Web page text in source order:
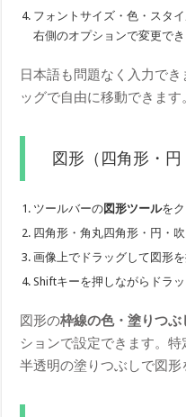
フォントサイズ・色・スタ
右側のオプションで変更で
日本語も問題なく入力で
ッグで自由に移動できます
図形（四角形・
ツールバーの図形ツールを
四角形・角丸四角形・円・
画像上でドラッグして図形を
Shiftキーを押しながらドラ
図形の枠線の色・塗りつぶ
ションで設定できます。特
半透明の塗りつぶしで図形